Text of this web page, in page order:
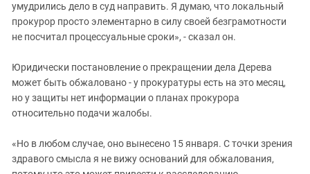
умудрились дело в суд направить. Я думаю, что локальный
прокурор просто элементарно в силу своей безграмотности
не посчитал процессуальные сроки», - сказал он.
Юридически постановление о прекращении дела Дерева
может быть обжаловано - у прокуратуры есть на это месяц,
но у защиты нет информации о планах прокурора
относительно подачи жалобы.
«Но в любом случае, оно вынесено 15 января. С точки зрения
здравого смысла я не вижу оснований для обжалования,